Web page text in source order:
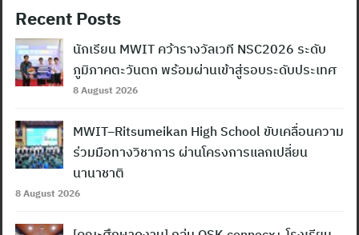
Recent Posts
นักเรียน MWIT คว้ารางวัลเวที NSC2026 ระดับ
ภูมิภาคตะวันตก พร้อมผ่านเข้าสู่รอบระดับประเทศ
8 August 2026
MWIT–Ritsumeikan High School ขับเคลื่อนความ
ร่วมมือทางวิชาการ ผ่านโครงการแลกเปลี่ยน
นานาชาติ
8 August 2026